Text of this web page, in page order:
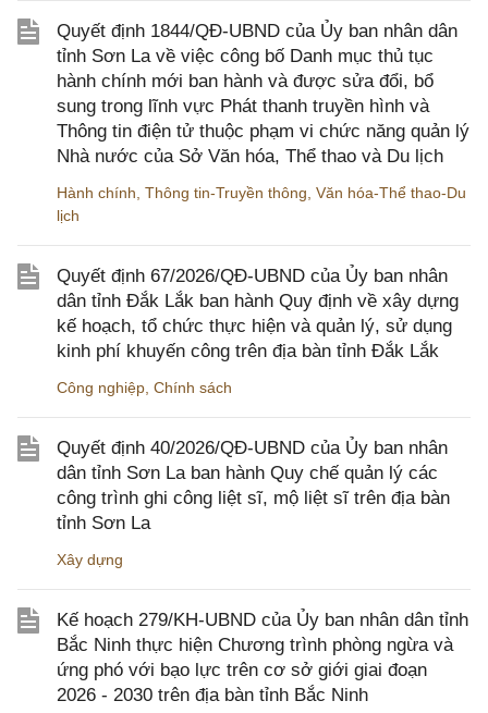
Quyết định 1844/QĐ-UBND của Ủy ban nhân dân
tỉnh Sơn La về việc công bố Danh mục thủ tục
hành chính mới ban hành và được sửa đổi, bổ
sung trong lĩnh vực Phát thanh truyền hình và
Thông tin điện tử thuộc phạm vi chức năng quản lý
Nhà nước của Sở Văn hóa, Thể thao và Du lịch
Hành chính Thông tin-Truyền thông Văn hóa-Thể thao-Du
lịch
Quyết định 67/2026/QĐ-UBND của Ủy ban nhân
dân tỉnh Đắk Lắk ban hành Quy định về xây dựng
kế hoạch, tổ chức thực hiện và quản lý, sử dụng
kinh phí khuyến công trên địa bàn tỉnh Đắk Lắk
Công nghiệp Chính sách
Quyết định 40/2026/QĐ-UBND của Ủy ban nhân
dân tỉnh Sơn La ban hành Quy chế quản lý các
công trình ghi công liệt sĩ, mộ liệt sĩ trên địa bàn
tỉnh Sơn La
Xây dựng
Kế hoạch 279/KH-UBND của Ủy ban nhân dân tỉnh
Bắc Ninh thực hiện Chương trình phòng ngừa và
ứng phó với bạo lực trên cơ sở giới giai đoạn
2026 - 2030 trên địa bàn tỉnh Bắc Ninh